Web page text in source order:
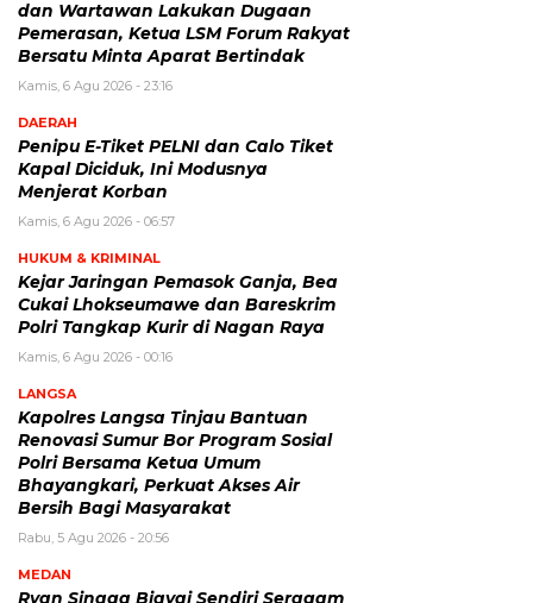
dan Wartawan Lakukan Dugaan
Pemerasan, Ketua LSM Forum Rakyat
Bersatu Minta Aparat Bertindak
Kamis, 6 Agu 2026 - 23:16
DAERAH
Penipu E-Tiket PELNI dan Calo Tiket
Kapal Diciduk, Ini Modusnya
Menjerat Korban
Kamis, 6 Agu 2026 - 06:57
HUKUM & KRIMINAL
Kejar Jaringan Pemasok Ganja, Bea
Cukai Lhokseumawe dan Bareskrim
Polri Tangkap Kurir di Nagan Raya
Kamis, 6 Agu 2026 - 00:16
LANGSA
Kapolres Langsa Tinjau Bantuan
Renovasi Sumur Bor Program Sosial
Polri Bersama Ketua Umum
Bhayangkari, Perkuat Akses Air
Bersih Bagi Masyarakat
Rabu, 5 Agu 2026 - 20:56
MEDAN
Ryan Sinaga Biayai Sendiri Seragam